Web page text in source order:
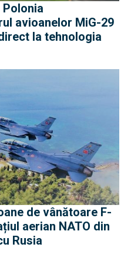
avioanelor MiG-29
la tehnologia
de vânătoare F-
aerian NATO din
Rusia